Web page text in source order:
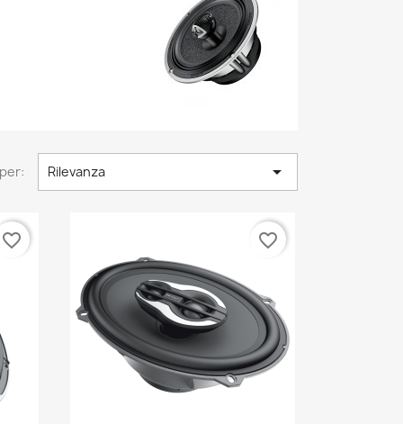
Rilevanza 
favorite_border favorite_border